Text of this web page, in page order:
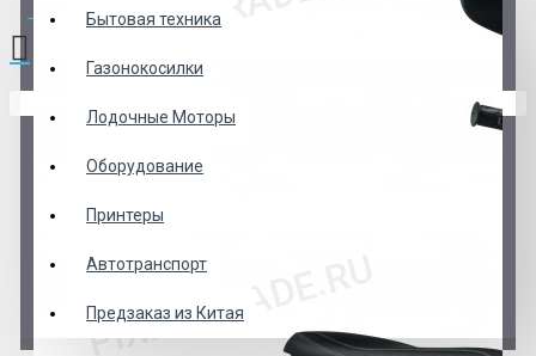
Бытовая техника
Газонокосилки
Лодочные Моторы
Оборудование
Принтеры
Автотранспорт
Предзаказ из Китая
0 товар(ов) - 0 р.